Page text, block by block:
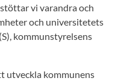
vi varandra och
och universitetets
kommunstyrelsens
utveckla kommunens